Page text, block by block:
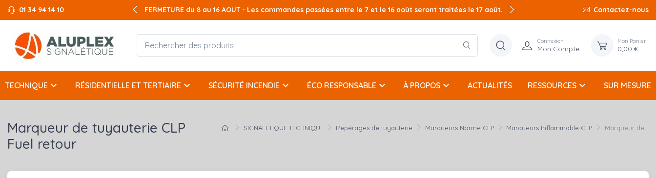
01 34 94 14 10 FERMETURE du 8 au 16 AOUT - Les commandes passées entre le 7 et le 16 août seront traitées le 17 août. Contactez-nous
Connexion
Mon Compte
Mon Panier
0,00 €
TECHNIQUE keyboard_arrow_down RÉSIDENTIELLE ET TERTIAIRE keyboard_arrow_down SÉCURITÉ INCENDIE keyboard_arrow_down ÉCO RESPONSABLE keyboard_arrow_down À PROPOS keyboard_arrow_down ACTUALITÉS RESSOURCES keyboard_arrow_down SUR MESURE
SIGNALÉTIQUE TECHNIQUE Repérages de tuyauterie Marqueurs Norme CLP Marqueurs Inflammable CLP Marqueur de...
Marqueur de tuyauterie CLP
Fuel retour